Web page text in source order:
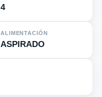
4
ALIMENTACIÓN
ASPIRADO